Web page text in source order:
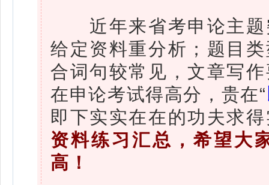
近年来省考申论主题
给定资料重分析；题目
合词句较常见，文章写
在申论考试得高分，贵在“
即下实实在在的功夫求
资料练习汇总，希望大
高！